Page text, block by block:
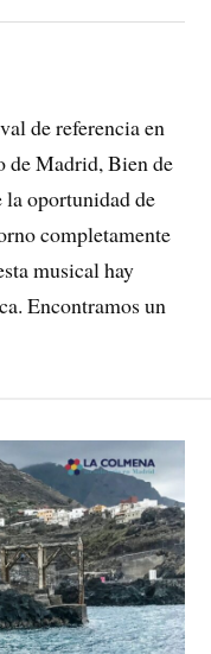
de referencia en
de Madrid, Bien de
la oportunidad de
completamente
musical hay
Encontramos un